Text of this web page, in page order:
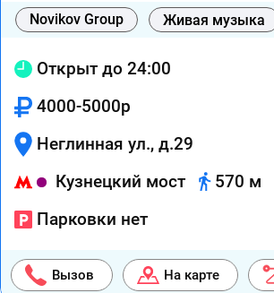
Novikov Group Живая музыка
Открыт до 24:00
4000-5000р
Неглинная ул., д.29
Кузнецкий мост
570 м
Парковки нет
Вызов На карте